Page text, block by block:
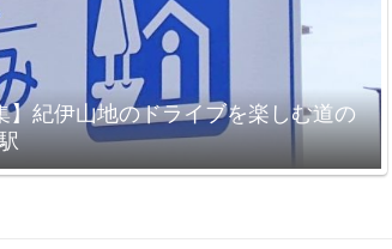
】紀伊山地のドライブを楽しむ道の